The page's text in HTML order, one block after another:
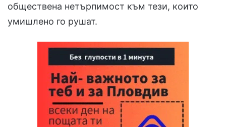
обществена нетърпимост към тези, които
умишлено го рушат.